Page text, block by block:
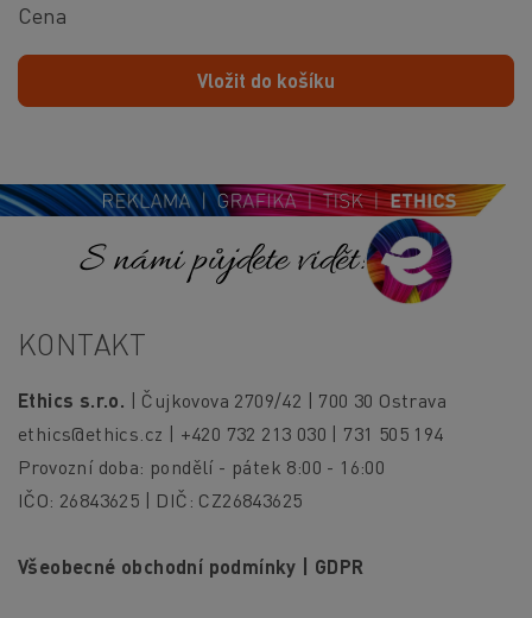
Cena
Vložit do košíku
S námi půjdete vidět!
KONTAKT
Ethics s.r.o. | Čujkovova 2709/42 | 700 30 Ostrava
ethics@ethics.cz | +420 732 213 030 | 731 505 194
Provozní doba: pondělí - pátek 8:00 - 16:00
IČO: 26843625 | DIČ: CZ26843625
Všeobecné obchodní podmínky GDPR